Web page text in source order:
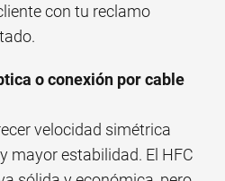
con tu reclamo
o conexión por cable
velocidad simétrica
mayor estabilidad. El HFC